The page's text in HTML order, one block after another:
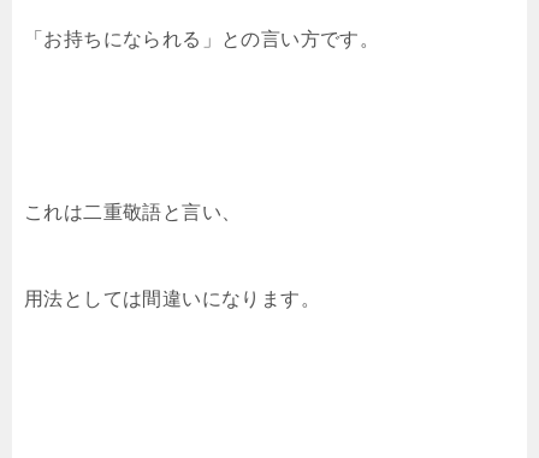
「お持ちになられる」との言い方です。
これは二重敬語と言い、
用法としては間違いになります。